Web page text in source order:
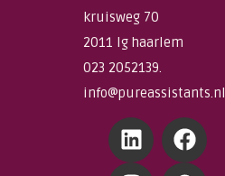
kruisweg 70
2011 lg haarlem
023 2052139.
info@pureassistants.nl